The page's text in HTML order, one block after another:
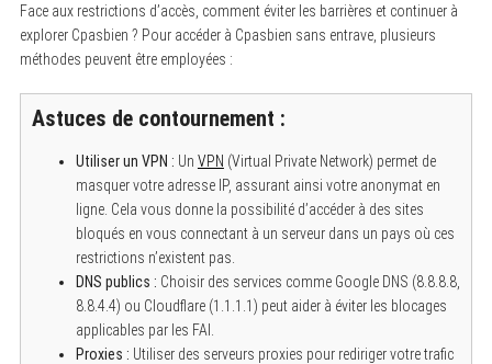
Face aux restrictions d’accès, comment éviter les barrières et continuer à
explorer Cpasbien ? Pour accéder à Cpasbien sans entrave, plusieurs
méthodes peuvent être employées :
Astuces de contournement :
Utiliser un VPN : Un VPN (Virtual Private Network) permet de
masquer votre adresse IP, assurant ainsi votre anonymat en
ligne. Cela vous donne la possibilité d’accéder à des sites
bloqués en vous connectant à un serveur dans un pays où ces
restrictions n’existent pas.
DNS publics : Choisir des services comme Google DNS (8.8.8.8,
8.8.4.4) ou Cloudflare (1.1.1.1) peut aider à éviter les blocages
applicables par les FAI.
Proxies : Utiliser des serveurs proxies pour rediriger votre trafic
S
e
a